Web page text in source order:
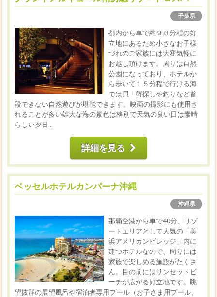
千葉県
都内から車で約９０分程の好
立地にあるため小さなお子様
づれのご家族には大変気軽に
お越し頂けます。周りは自然
公園になっており、ホテルか
ら歩いて１５分程で行ける海
では貝・蟹探しや釣りなど普
段できない自然遊びが堪能できます。映画の撮影にも使用さ
れることが多い雄大な海の景色は格別で天気の良い日は素晴
らしい夕日...
詳細を見る
ベッセルホテルカンパーナ沖縄
沖縄県
那覇空港から車で40分、リゾ
ートエリアとして人気の「美
浜アメリカンビレッジ」内に
建つホテルなので、周りには
家族で楽しめる施設がたくさ
ん。目の前にはサンセットビ
ーチが広がる好立地です。眺
望抜群の展望風呂や宿泊者専用プール（お子さま用プール、